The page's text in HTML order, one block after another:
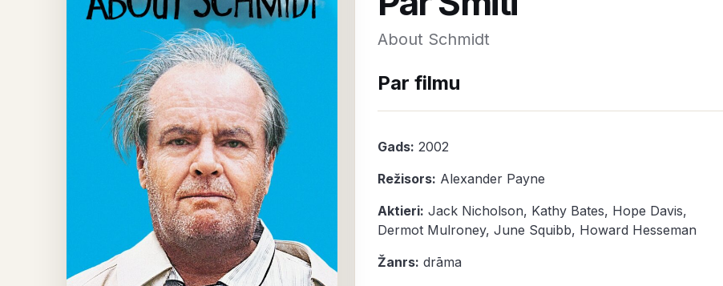
About Schmidt
Par filmu
Gads: 2002
Režisors: Alexander Payne
Aktieri: Jack Nicholson, Kathy Bates, Hope Davis,
Dermot Mulroney, June Squibb, Howard Hesseman
Žanrs: drāma